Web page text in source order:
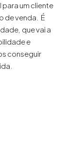
um cliente
de venda. É
que vai a
e
conseguir